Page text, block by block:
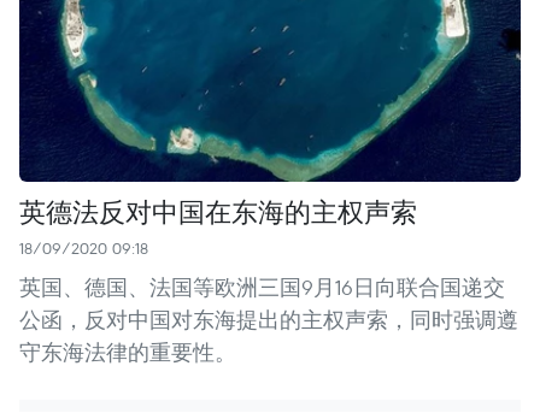
英德法反对中国在东海的主权声索
18/09/2020 09:18
英国、德国、法国等欧洲三国9月16日向联合国递交
公函，反对中国对东海提出的主权声索，同时强调遵
守东海法律的重要性。